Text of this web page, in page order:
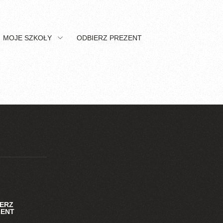
MOJE SZKOŁY ODBIERZ PREZENT